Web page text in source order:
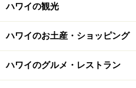
ハワイの観光
ハワイのお土産・ショッピング
ハワイのグルメ・レストラン